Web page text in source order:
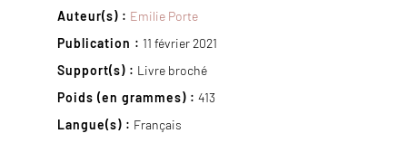
Auteur(s) : Emilie Porte
Publication : 11 février 2021
Support(s) : Livre broché
Poids (en grammes) : 413
Langue(s) : Français